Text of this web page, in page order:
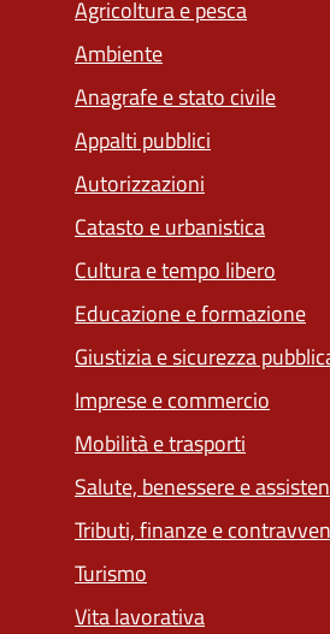
Agricoltura e pesca
Ambiente
Anagrafe e stato civile
Appalti pubblici
Autorizzazioni
Catasto e urbanistica
Cultura e tempo libero
Educazione e formazione
Giustizia e sicurezza
Imprese e commercio
Mobilità e trasporti
Salute, benessere e
Tributi, finanze e
Turismo
Vita lavorativa